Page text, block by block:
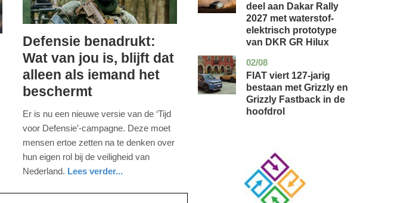
woensdag,
mei
2026
-
19:52
Update:
07-
2026
Defensie benadrukt:
Wat van jou is, blijft dat
alleen als iemand het
beschermt
Er is nu een nieuwe versie van de ‘Tijd
voor Defensie’-campagne. Deze moet
mensen ertoe zetten na te denken over
hun eigen rol bij de veiligheid van
Nederland. Lees verder...
deel aan Dakar Rally
2027 met waterstof-
elektrisch prototype
van DKR GR Hilux
02/08
auto
FIAT viert 127-jarig
bestaan met Grizzly en
Grizzly Fastback in de
hoofdrol